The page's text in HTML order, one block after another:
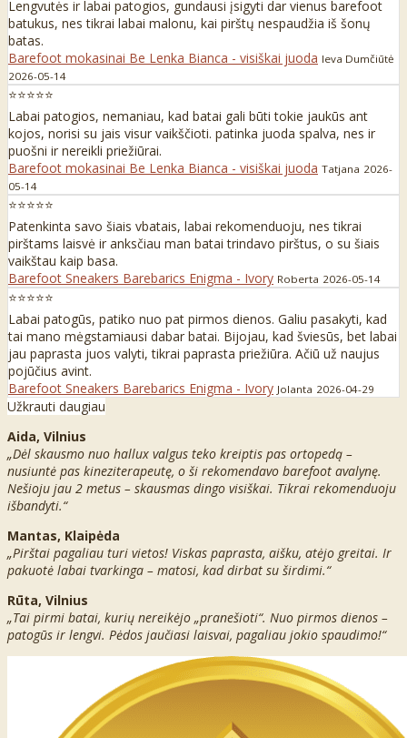
Lengvutės ir labai patogios, gundausi įsigyti dar vienus barefoot
batukus, nes tikrai labai malonu, kai pirštų nespaudžia iš šonų
batas.
Barefoot mokasinai Be Lenka Bianca - visiškai juoda Ieva Dumčiūtė
2026-05-14
⭐⭐⭐⭐⭐
Labai patogios, nemaniau, kad batai gali būti tokie jaukūs ant
kojos, norisi su jais visur vaikščioti. patinka juoda spalva, nes ir
puošni ir nereikli priežiūrai.
Barefoot mokasinai Be Lenka Bianca - visiškai juoda Tatjana 2026-
05-14
⭐⭐⭐⭐⭐
Patenkinta savo šiais vbatais, labai rekomenduoju, nes tikrai
pirštams laisvė ir anksčiau man batai trindavo pirštus, o su šiais
vaikštau kaip basa.
Barefoot Sneakers Barebarics Enigma - Ivory Roberta 2026-05-14
⭐⭐⭐⭐⭐
Labai patogūs, patiko nuo pat pirmos dienos. Galiu pasakyti, kad
tai mano mėgstamiausi dabar batai. Bijojau, kad šviesūs, bet labai
jau paprasta juos valyti, tikrai paprasta priežiūra. Ačiū už naujus
pojūčius avint.
Barefoot Sneakers Barebarics Enigma - Ivory Jolanta 2026-04-29
Užkrauti daugiau
Aida, Vilnius
„Dėl skausmo nuo hallux valgus teko kreiptis pas ortopedą –
nusiuntė pas kineziterapeutę, o ši rekomendavo barefoot avalynę.
Nešioju jau 2 metus – skausmas dingo visiškai. Tikrai rekomenduoju
išbandyti.“
Mantas, Klaipėda
„Pirštai pagaliau turi vietos! Viskas paprasta, aišku, atėjo greitai. Ir
pakuotė labai tvarkinga – matosi, kad dirbat su širdimi.“
Rūta, Vilnius
„Tai pirmi batai, kurių nereikėjo „pranešioti“. Nuo pirmos dienos –
patogūs ir lengvi. Pėdos jaučiasi laisvai, pagaliau jokio spaudimo!“